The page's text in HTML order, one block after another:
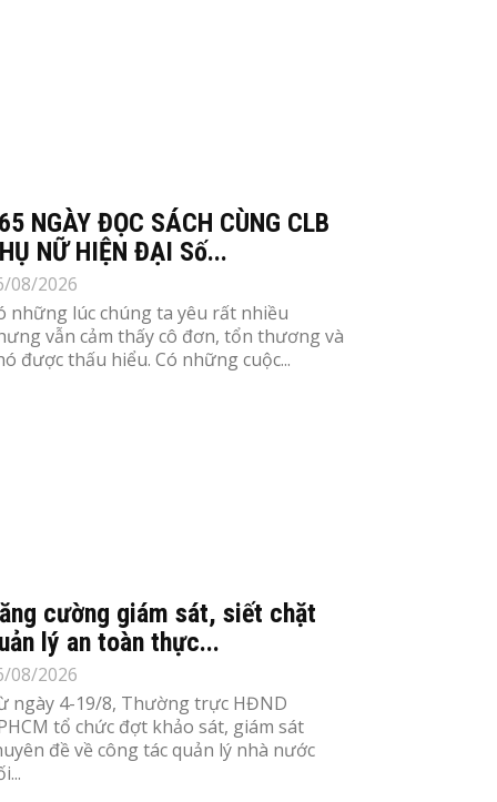
NGÀY ĐỌC SÁCH CÙNG CLB
NỮ HIỆN ĐẠI Số...
08/2026
những lúc chúng ta yêu rất nhiều
vẫn cảm thấy cô đơn, tổn thương và
được thấu hiểu. Có những cuộc...
cường giám sát, siết chặt
lý an toàn thực...
08/2026
ngày 4-19/8, Thường trực HĐND
tổ chức đợt khảo sát, giám sát
đề về công tác quản lý nhà nước